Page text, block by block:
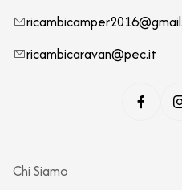
ricambicaravan@pec.it
Chi Siamo